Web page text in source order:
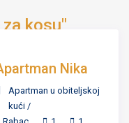
kosu"
Nika
Apartman u obiteljskoj
kući /